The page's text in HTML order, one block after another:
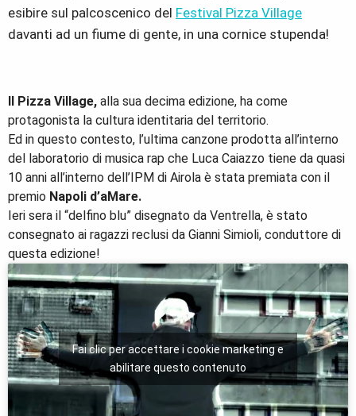
esibire sul palcoscenico del Festival Pizza Village
davanti ad un fiume di gente, in una cornice stupenda!
Il Pizza Village, alla sua decima edizione, ha come
protagonista la cultura identitaria del territorio.
Ed in questo contesto, l’ultima canzone prodotta all’interno
del laboratorio di musica rap che Luca Caiazzo tiene da quasi
10 anni all’interno dell’IPM di Airola è stata premiata con il
premio Napoli d’aMare.
Ieri sera il “delfino blu” disegnato da Ventrella, è stato
consegnato ai ragazzi reclusi da Gianni Simioli, conduttore di
questa edizione!
Fai clic per accettare i cookie marketing e
abilitare questo contenuto